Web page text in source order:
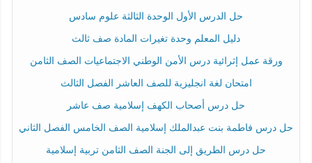
حل الدرس الأول الوحدة الثالثة علوم سادس
دليل المعلم وحدة تغيرات المادة صف ثالث
ورقة عمل إثرائية درس الأمن الوطني الاجتماعيات الصف الثامن
امتحان لغة انجليزية للصف العاشر الفصل الثالث
حل درس أصحاب الكهف إسلامية صف عاشر
حل درس فاطمة بنت عبدالملك إسلامية الصف الخامس الفصل الثاني
حل درس الطريق إلى الجنة الصف الثامن تربية إسلامية